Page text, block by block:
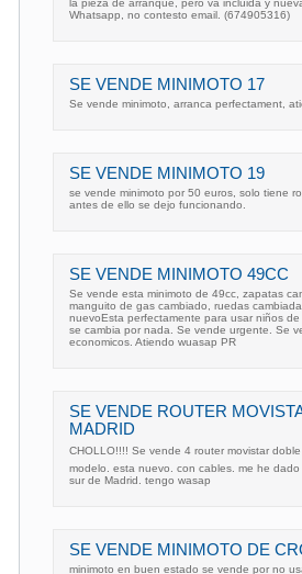
Whatsapp, no contesto email. (674905316)
SE VENDE MINIMOTO 17
Se vende minimoto, arranca perfectament,
SE VENDE MINIMOTO 19
se vende minimoto por 50 euros, solo tiene
antes de ello se dejo funcionando.
SE VENDE MINIMOTO 49CC
Se vende esta minimoto de 49cc, zapatas
manguito de gas cambiado, ruedas
nuevoEsta perfectamente para usar niños
se cambia por nada. Se vende urgente. Se
economicos. Atiendo wuasap PR
SE VENDE ROUTER
MADRID
CHOLLO!!!! Se vende 4 router movistar
modelo. esta nuevo. con cables. me he
sur de Madrid. tengo wasap
SE VENDE MINIMOTO DE
minimoto en buen estado se vende por no